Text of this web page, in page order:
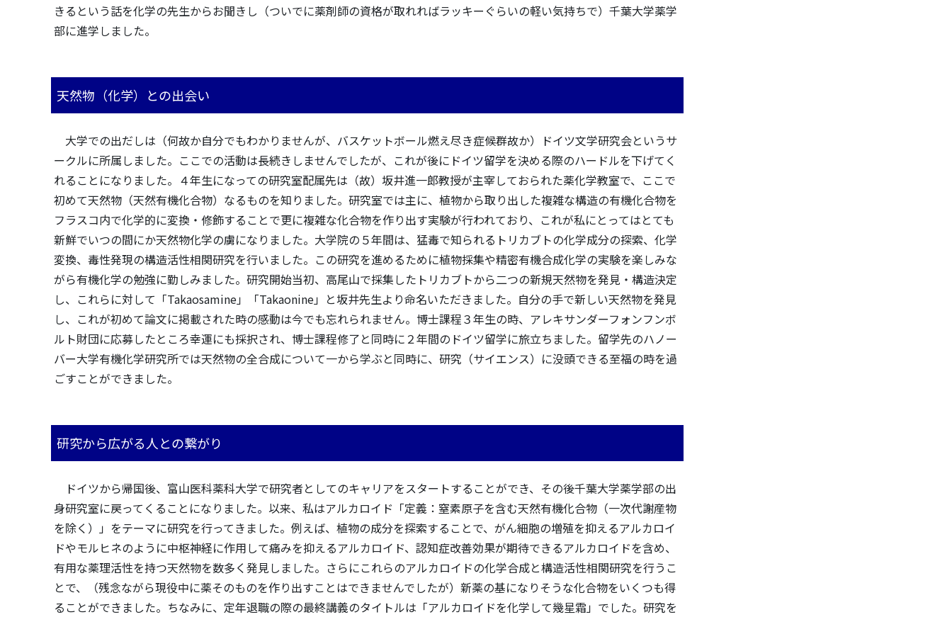
きるという話を化学の先生からお聞きし（ついでに薬剤師の資格が取れればラッキーぐらいの軽い気持ちで）千葉大学薬学
部に進学しました。
天然物（化学）との出会い
大学での出だしは（何故か自分でもわかりませんが、バスケットボール燃え尽き症候群故か）ドイツ文学研究会というサ
ークルに所属しました。ここでの活動は長続きしませんでしたが、これが後にドイツ留学を決める際のハードルを下げてく
れることになりました。４年生になっての研究室配属先は（故）坂井進一郎教授が主宰しておられた薬化学教室で、ここで
初めて天然物（天然有機化合物）なるものを知りました。研究室では主に、植物から取り出した複雑な構造の有機化合物を
フラスコ内で化学的に変換・修飾することで更に複雑な化合物を作り出す実験が行われており、これが私にとってはとても
新鮮でいつの間にか天然物化学の虜になりました。大学院の５年間は、猛毒で知られるトリカブトの化学成分の探索、化学
変換、毒性発現の構造活性相関研究を行いました。この研究を進めるために植物採集や精密有機合成化学の実験を楽しみな
がら有機化学の勉強に勤しみました。研究開始当初、高尾山で採集したトリカブトから二つの新規天然物を発見・構造決定
し、これらに対して「Takaosamine」「Takaonine」と坂井先生より命名いただきました。自分の手で新しい天然物を発見
し、これが初めて論文に掲載された時の感動は今でも忘れられません。博士課程３年生の時、アレキサンダーフォンフンボ
ルト財団に応募したところ幸運にも採択され、博士課程修了と同時に２年間のドイツ留学に旅立ちました。留学先のハノー
バー大学有機化学研究所では天然物の全合成について一から学ぶと同時に、研究（サイエンス）に没頭できる至福の時を過
ごすことができました。
研究から広がる人との繋がり
ドイツから帰国後、富山医科薬科大学で研究者としてのキャリアをスタートすることができ、その後千葉大学薬学部の出
身研究室に戻ってくることになりました。以来、私はアルカロイド「定義：窒素原子を含む天然有機化合物（一次代謝産物
を除く）」をテーマに研究を行ってきました。例えば、植物の成分を探索することで、がん細胞の増殖を抑えるアルカロイ
ドやモルヒネのように中枢神経に作用して痛みを抑えるアルカロイド、認知症改善効果が期待できるアルカロイドを含め、
有用な薬理活性を持つ天然物を数多く発見しました。さらにこれらのアルカロイドの化学合成と構造活性相関研究を行うこ
とで、（残念ながら現役中に薬そのものを作り出すことはできませんでしたが）新薬の基になりそうな化合物をいくつも得
ることができました。ちなみに、定年退職の際の最終講義のタイトルは「アルカロイドを化学して幾星霜」でした。研究を